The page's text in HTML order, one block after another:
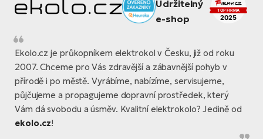
Ekolo.cz je průkopníkem elektrokol v Česku, již od roku
2007. Chceme pro Vás zdravější a zábavnější pohyb v
přírodě i po městě. Vyrábíme, nabízíme, servisujeme,
půjčujeme a propagujeme dopravní prostředek, který
Vám dá svobodu a úsměv. Kvalitní elektrokolo? Jedině od
ekolo.cz!